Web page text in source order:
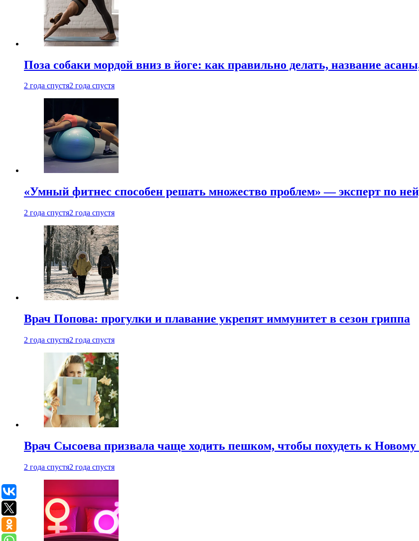
Поза собаки мордой вниз в йоге: как правильно делать, название
2 года спустя2 года спустя
«Умный фитнес способен решать множество проблем» — эксперт по
2 года спустя2 года спустя
Врач Попова: прогулки и плавание укрепят иммунитет в сезон гриппа
2 года спустя2 года спустя
Врач Сысоева призвала чаще ходить пешком, чтобы похудеть к Новому
2 года спустя2 года спустя